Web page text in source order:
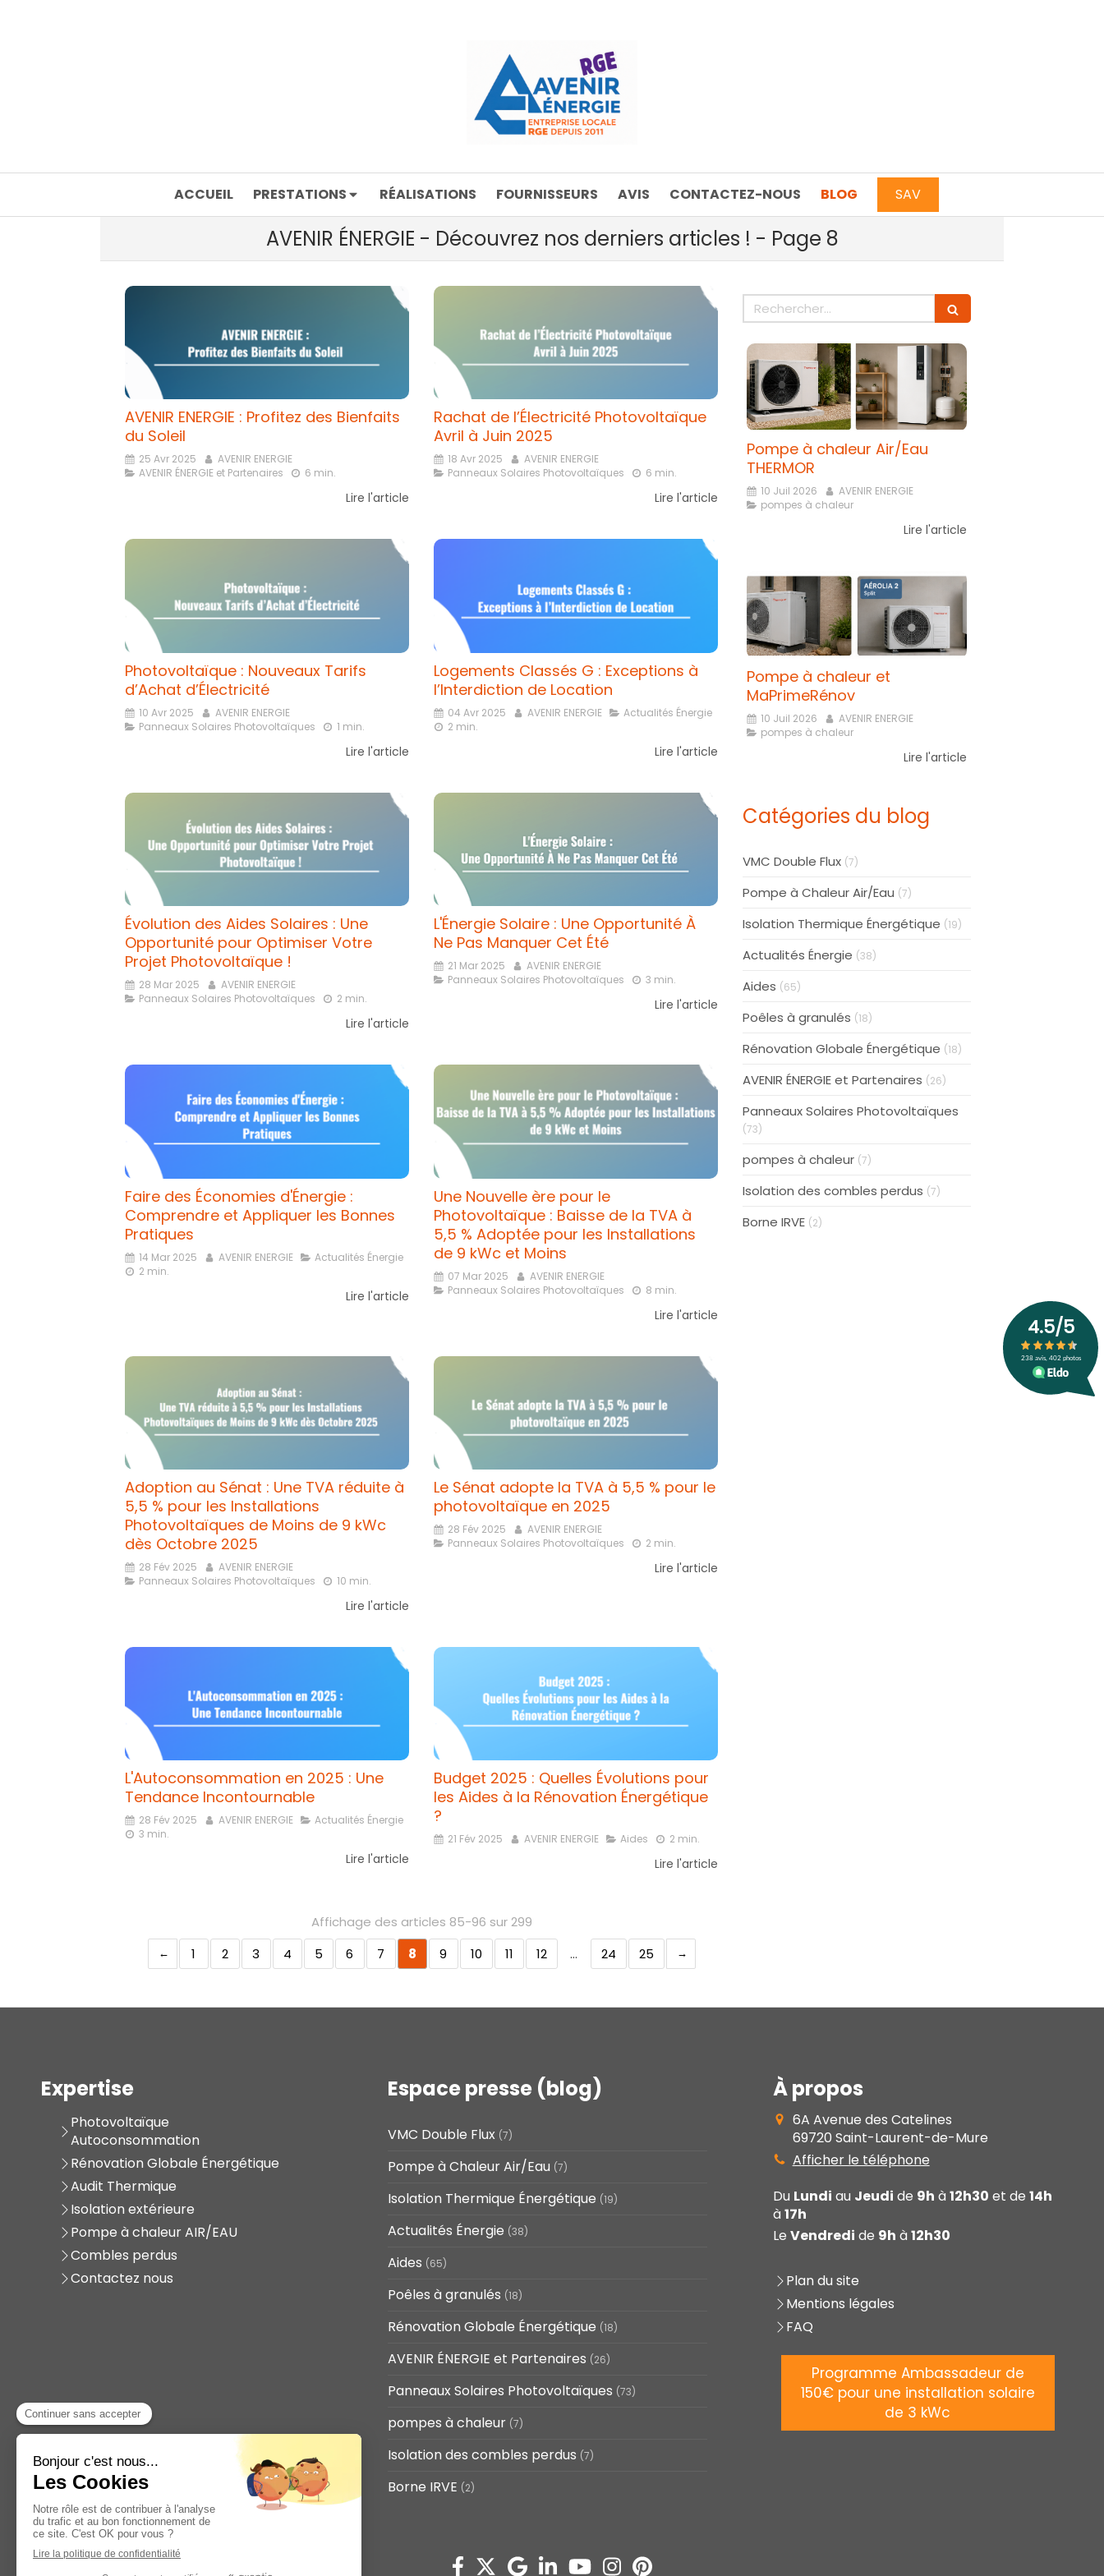
ACCUEIL PRESTATIONS RÉALISATIONS FOURNISSEURS AVIS CONTACTEZ-NOUS BLOG SAV
AVENIR ÉNERGIE - Découvrez nos derniers articles ! - Page 8
AVENIR ENERGIE : Profitez des Bienfaits
du Soleil
25 Avr 2025
AVENIR ENERGIE
AVENIR ÉNERGIE et Partenaires
6 min.
Lire l'article
Rachat de l’Électricité Photovoltaïque
Avril à Juin 2025
18 Avr 2025
AVENIR ENERGIE
Panneaux Solaires Photovoltaïques
6 min.
Lire l'article
Photovoltaïque : Nouveaux Tarifs
d’Achat d’Électricité
10 Avr 2025
AVENIR ENERGIE
Panneaux Solaires Photovoltaïques
1 min.
Lire l'article
Logements Classés G : Exceptions à
l’Interdiction de Location
04 Avr 2025 AVENIR ENERGIE
Actualités Énergie
2 min.
Lire l'article
Évolution des Aides Solaires : Une
Opportunité pour Optimiser Votre
Projet Photovoltaïque !
28 Mar 2025
AVENIR ENERGIE
Panneaux Solaires Photovoltaïques
2 min.
Lire l'article
L'Énergie Solaire : Une Opportunité À
Ne Pas Manquer Cet Été
21 Mar 2025
AVENIR ENERGIE
Panneaux Solaires Photovoltaïques
3 min.
Lire l'article
Faire des Économies d'Énergie :
Comprendre et Appliquer les Bonnes
Pratiques
14 Mar 2025 AVENIR ENERGIE
Actualités Énergie
2 min.
Lire l'article
Une Nouvelle ère pour le
Photovoltaïque : Baisse de la TVA à
5,5 % Adoptée pour les Installations
de 9 kWc et Moins
07 Mar 2025
AVENIR ENERGIE
Panneaux Solaires Photovoltaïques
8 min.
Lire l'article
Adoption au Sénat : Une TVA réduite à
5,5 % pour les Installations
Photovoltaïques de Moins de 9 kWc
dès Octobre 2025
28 Fév 2025
AVENIR ENERGIE
Panneaux Solaires Photovoltaïques
10 min.
Lire l'article
Le Sénat adopte la TVA à 5,5 % pour le
photovoltaïque en 2025
28 Fév 2025
AVENIR ENERGIE
Panneaux Solaires Photovoltaïques
2 min.
Lire l'article
L'Autoconsommation en 2025 : Une
Tendance Incontournable
28 Fév 2025 AVENIR ENERGIE
Actualités Énergie
3 min.
Lire l'article
Budget 2025 : Quelles Évolutions pour
les Aides à la Rénovation Énergétique
?
21 Fév 2025 AVENIR ENERGIE Aides 2 min.
Lire l'article
Affichage des articles 85-96 sur 299
1
2 3 4 5 6 7 8 9 10 11 12 … 24 25
Rechercher
Pompe à chaleur Air/Eau
THERMOR
10 Juil 2026
AVENIR ENERGIE
pompes à chaleur
Lire l'article
Pompe à chaleur et
MaPrimeRénov
10 Juil 2026
AVENIR ENERGIE
pompes à chaleur
Lire l'article
Catégories du blog
VMC Double Flux (7)
Pompe à Chaleur Air/Eau (7)
Isolation Thermique Énergétique (19)
Actualités Énergie (38)
Aides (65)
Poêles à granulés (18)
Rénovation Globale Énergétique (18)
AVENIR ÉNERGIE et Partenaires (26)
Panneaux Solaires Photovoltaïques
(73)
pompes à chaleur (7)
Isolation des combles perdus (7)
Borne IRVE (2)
Expertise
Photovoltaïque
Autoconsommation
Rénovation Globale Énergétique
Audit Thermique
Isolation extérieure
Pompe à chaleur AIR/EAU
Combles perdus
Contactez nous
Espace presse (blog)
VMC Double Flux (7)
Pompe à Chaleur Air/Eau (7)
Isolation Thermique Énergétique (19)
Actualités Énergie (38)
Aides (65)
Poêles à granulés (18)
Rénovation Globale Énergétique (18)
AVENIR ÉNERGIE et Partenaires (26)
Panneaux Solaires Photovoltaïques (73)
pompes à chaleur (7)
Isolation des combles perdus (7)
Borne IRVE (2)
À propos
6A Avenue des Catelines
69720 Saint-Laurent-de-Mure
Afficher le téléphone
Du Lundi au Jeudi de 9h à12h30 et de 14h
à17h
Le Vendredi de 9h à12h30
Plan du site
Mentions légales
FAQ
Programme Ambassadeur de
150€ pour une installation solaire
de 3 kWc